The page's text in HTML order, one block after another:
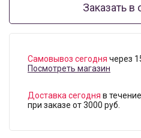
Заказать в
Самовывоз сегодня через
Посмотреть магазин
Доставка сегодня в
при заказе от 3000 руб.